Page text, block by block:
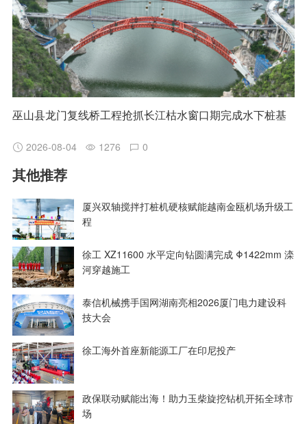
巫山县龙门复线桥工程抢抓长江枯水窗口期完成水下桩基
2026-08-04 1276 0
其他推荐
厦兴双轴搅拌打桩机硬核赋能越南金瓯机场升级工
程
徐工 XZ11600 水平定向钻圆满完成 Φ1422mm 滦
河穿越施工
泰信机械携手国网湖南亮相2026厦门电力建设科
技大会
徐工海外首座新能源工厂在印尼投产
政保联动赋能出海！助力玉柴旋挖钻机开拓全球市
场